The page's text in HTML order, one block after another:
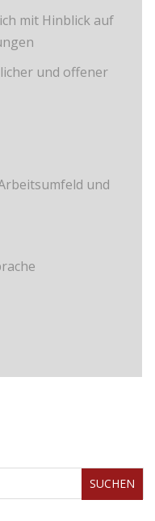
mit Hinblick auf
und offener
und